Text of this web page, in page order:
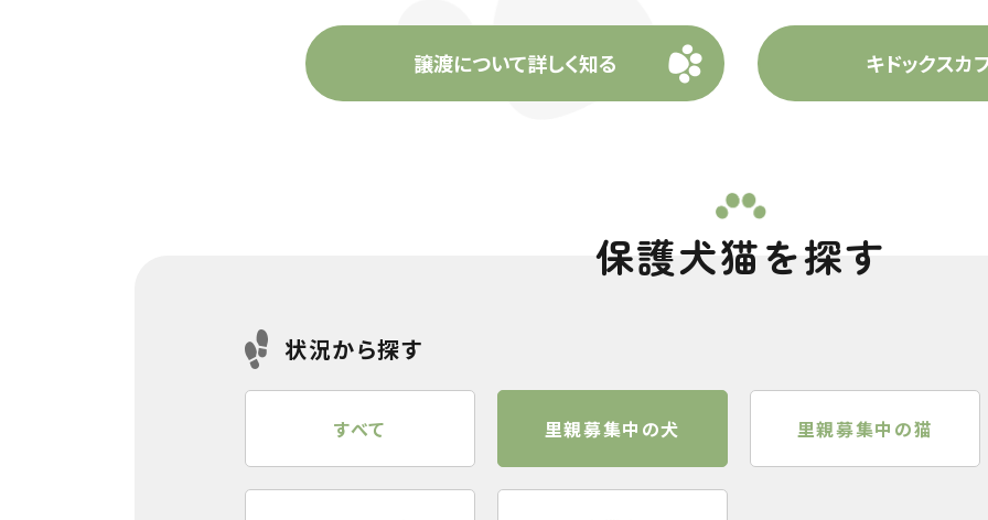
譲渡について詳しく知る キドックスカ
保護犬猫を探す
状況から探す
里親募集中の犬
すべて 里親募集中の猫